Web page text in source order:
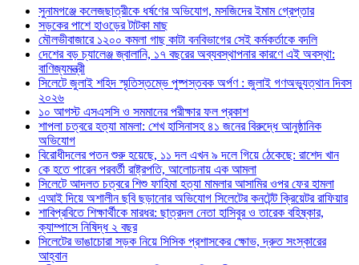
সুনামগঞ্জে কলেজছাত্রীকে ধর্ষণের অভিযোগ, মসজিদের ইমাম গ্রেপ্তার
সড়কের পাশে হাওড়ের টাটকা মাছ
মৌলভীবাজারে ১২০০ কমলা গাছ কাটা বনবিভাগের সেই কর্মকর্তাকে বদলি
দেশের বড় চ্যালেঞ্জ জ্বালানি, ১৭ বছরের অব্যবস্থাপনার কারণে এই অবস্থা:
বাণিজ্যমন্ত্রী
সিলেটে জুলাই শহিদ স্মৃতিস্তম্ভে পুষ্পস্তবক অর্পণ : জুলাই গণঅভ্যুত্থান দিবস
২০২৬
১০ আগস্ট এসএসসি ও সমমানের পরীক্ষার ফল প্রকাশ
শাপলা চত্বরে হত্যা মামলা: শেখ হাসিনাসহ ৪১ জনের বিরুদ্ধে আনুষ্ঠানিক
অভিযোগ
বিরোধীদলের পতন শুরু হয়েছে, ১১ দল এখন ৯ দলে গিয়ে ঠেকেছে: রাশেদ খান
কে হতে পারেন পরবর্তী রাষ্ট্রপতি, আলোচনায় এক আমলা
সিলেটে আদলত চত্বরে শিশু ফাহিমা হত্যা মামলার আসামির ওপর ফের হামলা
এআই দিয়ে অশালীন ছবি ছড়ানোর অভিযোগ সিলেটের কনটেন্ট ক্রিয়েটর রাফিয়ার
শাবিপ্রবিতে শিক্ষার্থীকে মারধর: ছাত্রদল নেতা হাসিবুর ও তারেক বহিষ্কার,
ক্যাম্পাসে নিষিদ্ধ ২ বছর
সিলেটের ভাঙাচোরা সড়ক নিয়ে সিসিক প্রশাসকের ক্ষোভ, দ্রুত সংস্কারের
আহ্বান